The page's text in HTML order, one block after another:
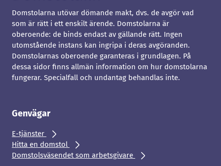
Domstolarna utövar dömande makt, dvs. de avgör vad
som är rätt i ett enskilt ärende. Domstolarna är
oberoende: de binds endast av gällande rätt. Ingen
utomstående instans kan ingripa i deras avgöranden.
Domstolarnas oberoende garanteras i grundlagen. På
dessa sidor finns allmän information om hur domstolarna
fungerar. Specialfall och undantag behandlas inte.
Genvägar
E-tjänster
Hitta en domstol
Domstolsväsendet som arbetsgivare